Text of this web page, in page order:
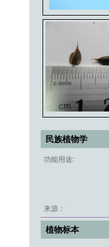
民族植物学
功能用途:
来源：
植物标本